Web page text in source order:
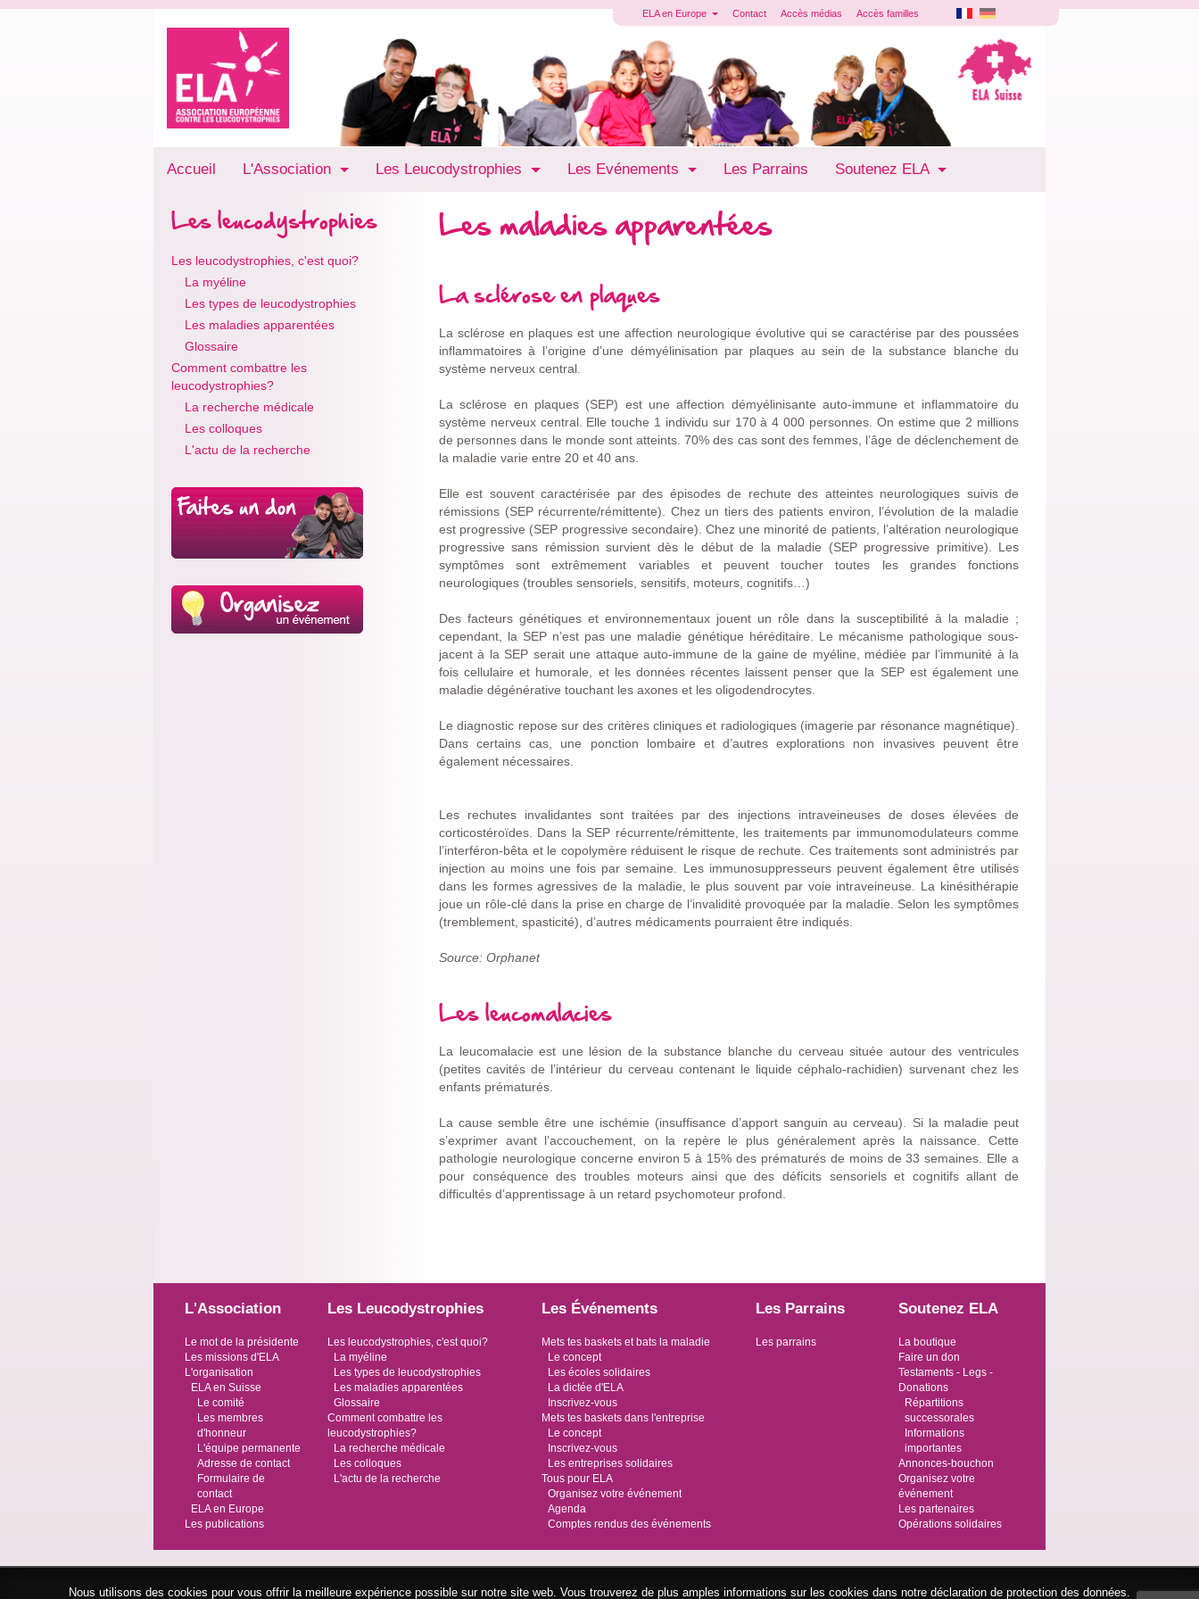
ELA en Europe Contact Accès médias Accès familles
Accueil L'Association Les Leucodystrophies Les Evénements Les Parrains Soutenez ELA
Les leucodystrophies
Les leucodystrophies, c'est quoi?
La myéline
Les types de leucodystrophies
Les maladies apparentées
Glossaire
Comment combattre les
leucodystrophies?
La recherche médicale
Les colloques
L'actu de la recherche
Les maladies apparentées
La sclérose en plaques
La sclérose en plaques est une affection neurologique évolutive qui se caractérise par des poussées
inflammatoires à l’origine d’une démyélinisation par plaques au sein de la substance blanche du
système nerveux central.
La sclérose en plaques (SEP) est une affection démyélinisante auto-immune et inflammatoire du
système nerveux central. Elle touche 1 individu sur 170 à 4 000 personnes. On estime que 2 millions
de personnes dans le monde sont atteints. 70% des cas sont des femmes, l’âge de déclenchement de
la maladie varie entre 20 et 40 ans.
Elle est souvent caractérisée par des épisodes de rechute des atteintes neurologiques suivis de
rémissions (SEP récurrente/rémittente). Chez un tiers des patients environ, l’évolution de la maladie
est progressive (SEP progressive secondaire). Chez une minorité de patients, l’altération neurologique
progressive sans rémission survient dès le début de la maladie (SEP progressive primitive). Les
symptômes sont extrêmement variables et peuvent toucher toutes les grandes fonctions
neurologiques (troubles sensoriels, sensitifs, moteurs, cognitifs…)
Des facteurs génétiques et environnementaux jouent un rôle dans la susceptibilité à la maladie ;
cependant, la SEP n’est pas une maladie génétique héréditaire. Le mécanisme pathologique sous-
jacent à la SEP serait une attaque auto-immune de la gaine de myéline, médiée par l’immunité à la
fois cellulaire et humorale, et les données récentes laissent penser que la SEP est également une
maladie dégénérative touchant les axones et les oligodendrocytes.
Le diagnostic repose sur des critères cliniques et radiologiques (imagerie par résonance magnétique).
Dans certains cas, une ponction lombaire et d’autres explorations non invasives peuvent être
également nécessaires.
Les rechutes invalidantes sont traitées par des injections intraveineuses de doses élevées de
corticostéroïdes. Dans la SEP récurrente/rémittente, les traitements par immunomodulateurs comme
l’interféron-bêta et le copolymère réduisent le risque de rechute. Ces traitements sont administrés par
injection au moins une fois par semaine. Les immunosuppresseurs peuvent également être utilisés
dans les formes agressives de la maladie, le plus souvent par voie intraveineuse. La kinésithérapie
joue un rôle-clé dans la prise en charge de l’invalidité provoquée par la maladie. Selon les symptômes
(tremblement, spasticité), d’autres médicaments pourraient être indiqués.
Source: Orphanet
Les leucomalacies
La leucomalacie est une lésion de la substance blanche du cerveau située autour des ventricules
(petites cavités de l’intérieur du cerveau contenant le liquide céphalo-rachidien) survenant chez les
enfants prématurés.
La cause semble être une ischémie (insuffisance d’apport sanguin au cerveau). Si la maladie peut
s’exprimer avant l’accouchement, on la repère le plus généralement après la naissance. Cette
pathologie neurologique concerne environ 5 à 15% des prématurés de moins de 33 semaines. Elle a
pour conséquence des troubles moteurs ainsi que des déficits sensoriels et cognitifs allant de
difficultés d’apprentissage à un retard psychomoteur profond.
L'Association
Le mot de la présidente
Les missions d'ELA
L'organisation
ELA en Suisse
Le comité
Les membres
d'honneur
L'équipe permanente
Adresse de contact
Formulaire de
contact
ELA en Europe
Les publications
Les Leucodystrophies
Les leucodystrophies, c'est quoi?
La myéline
Les types de leucodystrophies
Les maladies apparentées
Glossaire
Comment combattre les
leucodystrophies?
La recherche médicale
Les colloques
L'actu de la recherche
Les Événements
Mets tes baskets et bats la maladie
Le concept
Les écoles solidaires
La dictée d'ELA
Inscrivez-vous
Mets tes baskets dans l'entreprise
Le concept
Inscrivez-vous
Les entreprises solidaires
Tous pour ELA
Organisez votre événement
Agenda
Comptes rendus des événements
Les Parrains
Les parrains
Soutenez ELA
La boutique
Faire un don
Testaments - Legs -
Donations
Répartitions
successorales
Informations
importantes
Annonces-bouchon
Organisez votre
événement
Les partenaires
Opérations solidaires
Nous utilisons des cookies pour vous offrir la meilleure expérience possible sur notre site web. Vous trouverez de plus amples informations sur les cookies dans notre déclaration de protection des données.